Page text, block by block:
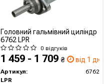
Головний гальмівний циліндр
6762 LPR
0 відгуків
1 459 - 1 709 ₴ від 1 дн.
Артикул:
6762
LPR